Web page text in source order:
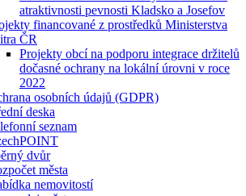
atraktivnosti pevnosti Kladsko a Josefov
financované z prostředků Ministerstva
ČR
Projekty obcí na podporu integrace držitelů
dočasné ochrany na lokální úrovni v roce
2022
osobních údajů (GDPR)
deska
seznam
dvůr
města
nemovitostí